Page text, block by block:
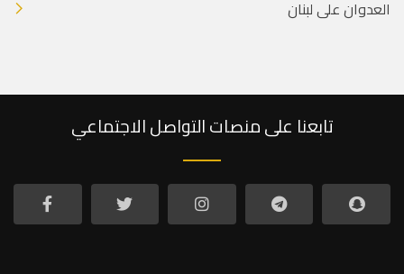
العدوان على لبنان
تابعنا على منصات التواصل الاجتماعي